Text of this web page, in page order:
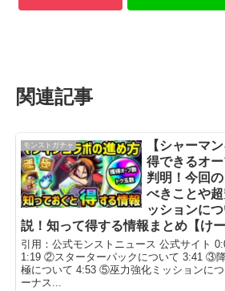
関連記事
モンストガチャ
【シャーマ
得できるオ
判明！今回
べきことや
ッションに
説！知って得する情報まとめ【けー
引用：公式モンストニュース 公式サイト
1:19 ②スターターパックについて 3:41 ③
極について 4:53 ⑤巫力強化ミッションに
ーナス...